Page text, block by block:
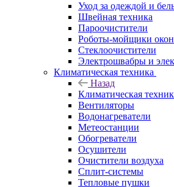
Уход за одеждой и
Швейная техника
Пароочистители
Роботы-мойщики окон
Стеклоочистители
Электрошвабры и
Климатическая техника
Назад
Климатическая
Вентиляторы
Водонагреватели
Метеостанции
Обогреватели
Осушители
Очистители воздуха
Сплит-системы
Тепловые пушки